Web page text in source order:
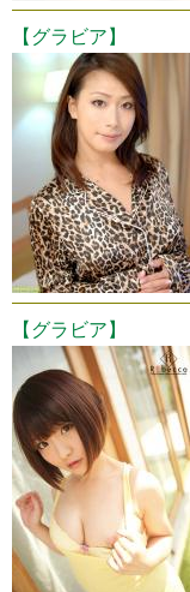
【グラビア】
【グラビア】